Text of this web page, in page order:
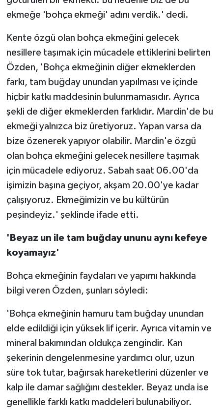
ekmeğe 'bohça ekmeği' adını verdik.' dedi.
Kente özgü olan bohça ekmeğini gelecek
nesillere taşımak için mücadele ettiklerini belirten
Özden, 'Bohça ekmeğinin diğer ekmeklerden
farkı, tam buğday unundan yapılması ve içinde
hiçbir katkı maddesinin bulunmamasıdır. Ayrıca
şekli de diğer ekmeklerden farklıdır. Mardin'de bu
ekmeği yalnızca biz üretiyoruz. Yapan varsa da
bize özenerek yapıyor olabilir. Mardin'e özgü
olan bohça ekmeğini gelecek nesillere taşımak
için mücadele ediyoruz. Sabah saat 06.00'da
işimizin başına geçiyor, akşam 20.00'ye kadar
çalışıyoruz. Ekmeğimizin ve bu kültürün
peşindeyiz.' şeklinde ifade etti.
'Beyaz un ile tam buğday ununu aynı kefeye
koyamayız'
Bohça ekmeğinin faydaları ve yapımı hakkında
bilgi veren Özden, şunları söyledi:
'Bohça ekmeğinin hamuru tam buğday unundan
elde edildiği için yüksek lif içerir. Ayrıca vitamin ve
mineral bakımından oldukça zengindir. Kan
şekerinin dengelenmesine yardımcı olur, uzun
süre tok tutar, bağırsak hareketlerini düzenler ve
kalp ile damar sağlığını destekler. Beyaz unda ise
genellikle farklı katkı maddeleri bulunabiliyor.